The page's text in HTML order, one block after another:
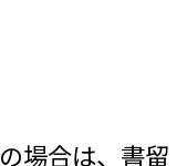
合は、書留